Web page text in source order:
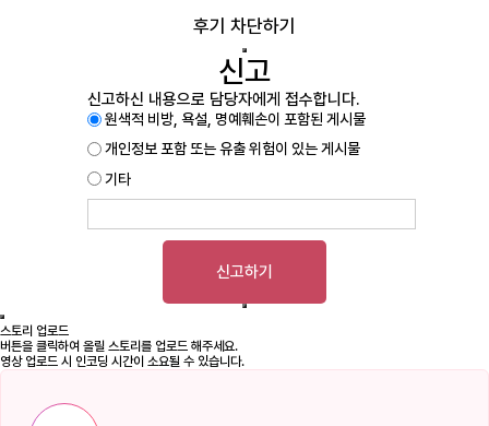
후기 차단하기
신고
신고하신 내용으로 담당자에게 접수합니다.
원색적 비방, 욕설, 명예훼손이 포함된 게시물
개인정보 포함 또는 유출 위험이 있는 게시물
기타
신고하기
스토리 업로드
버튼을 클릭하여 올릴 스토리를 업로드 해주세요.
영상 업로드 시 인코딩 시간이 소요될 수 있습니다.